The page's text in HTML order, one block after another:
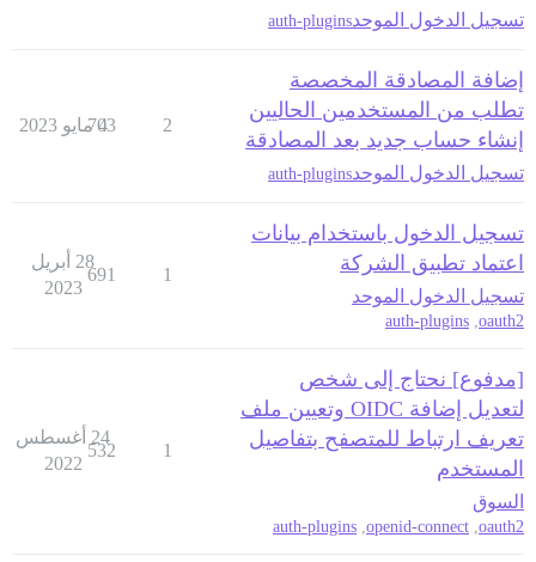
تسجيل الدخول الموحدauth-plugins
إضافة المصادقة المخصصة
تطلب من المستخدمين الحاليين
إنشاء حساب جديد بعد المصادقة
تسجيل الدخول الموحدauth-plugins
2
703
4 مايو 2023
تسجيل الدخول باستخدام بيانات
اعتماد تطبيق الشركة
تسجيل الدخول الموحد
oauth2
,
auth-plugins
1
691
28 أبريل
2023
[مدفوع] نحتاج إلى شخص
لتعديل إضافة OIDC وتعيين ملف
تعريف ارتباط للمتصفح بتفاصيل
المستخدم
السوق
oauth2
,
openid-connect
,
auth-plugins
1
532
24 أغسطس
2022